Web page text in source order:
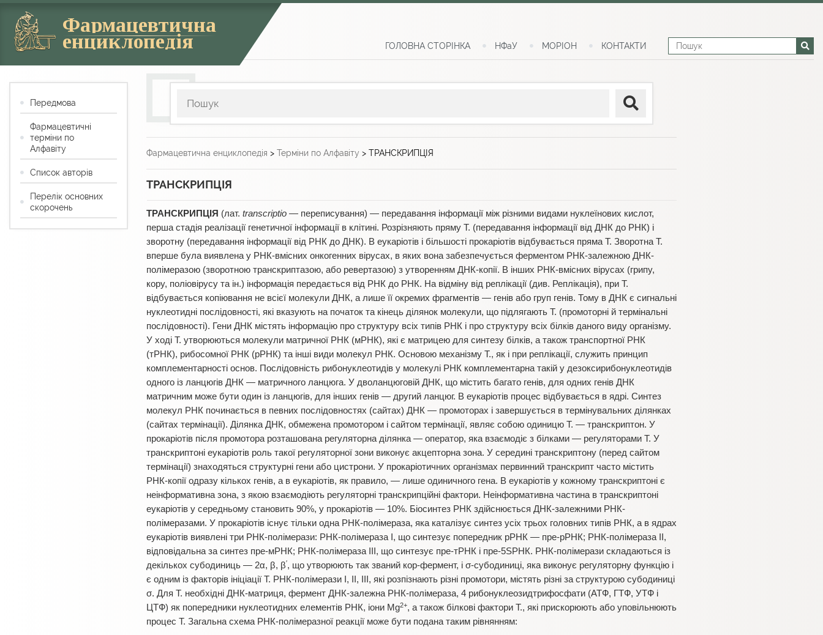
Фармацевтична
енциклопедія ГОЛОВНА СТОРІНКА НФаУ МОРІОН КОНТАКТИ
Фармацевтична енциклопедія > Терміни по Алфавіту > ТРАНСКРИПЦІЯ
ТРАНСКРИПЦІЯ
ТРАНСКРИПЦІЯ (лат. transcriptio — переписування) — передавання інформації між різними видами нуклеїнових кислот,
перша стадія реалізації генетичної інформації в клітині. Розрізняють пряму Т. (передавання інформації від ДНК до РНК) і
зворотну (передавання інформації від РНК до ДНК). В еукаріотів і більшості прокаріотів відбувається пряма Т. Зворотна Т.
вперше була виявлена у РНК-вмісних онкогенних вірусах, в яких вона забезпечується ферментом РНК-залежною ДНК-
полімеразою (зворотною транскриптазою, або ревертазою) з утворенням ДНК-копії. В інших РНК-вмісних вірусах (грипу,
кору, поліовірусу та ін.) інформація передається від РНК до РНК. На відміну від реплікації (див. Реплікація), при Т.
відбувається копіювання не всієї молекули ДНК, а лише її окремих фрагментів — генів або груп генів. Тому в ДНК є сигнальні
нуклеотидні послідовності, які вказують на початок та кінець ділянок молекули, що підлягають Т. (промоторні й термінальні
послідовності). Гени ДНК містять інформацію про структуру всіх типів РНК і про структуру всіх білків даного виду організму.
У ході Т. утворюються молекули матричної РНК (мРНК), які є матрицею для синтезу білків, а також транспортної РНК
(тРНК), рибосомної РНК (рРНК) та інші види молекул РНК. Основою механізму Т., як і при реплікації, служить принцип
комплементарності основ. Послідовність рибонуклеотидів у молекулі РНК комплементарна такій у дезоксирибонуклеотидів
одного із ланцюгів ДНК — матричного ланцюга. У дволанцюговій ДНК, що містить багато генів, для одних генів ДНК
матричним може бути один із ланцюгів, для інших генів — другий ланцюг. В еукаріотів процес відбувається в ядрі. Синтез
молекул РНК починається в певних послідовностях (сайтах) ДНК — промоторах і завершується в термінувальних ділянках
(сайтах термінації). Ділянка ДНК, обмежена промотором і сайтом термінації, являє собою одиницю Т. — транскриптон. У
прокаріотів після промотора розташована регуляторна ділянка — оператор, яка взаємодіє з білками — регуляторами Т. У
транскриптоні еукаріотів роль такої регуляторної зони виконує акцепторна зона. У середині транскриптону (перед сайтом
термінації) знаходяться структурні гени або цистрони. У прокаріотичних організмах первинний транскрипт часто містить
РНК-копії одразу кількох генів, а в еукаріотів, як правило, — лише одиничного гена. В еукаріотів у кожному транскриптоні є
неінформативна зона, з якою взаємодіють регуляторні транскрипційні фактори. Неінформативна частина в транскриптоні
еукаріотів у середньому становить 90%, у прокаріотів — 10%. Біосинтез РНК здійснюється ДНК-залежними РНК-
полімеразами. У прокаріотів існує тільки одна РНК-полімераза, яка каталізує синтез усіх трьох головних типів РНК, а в ядрах
еукаріотів виявлені три РНК-полімерази: РНК-полімераза І, що синтезує попередник рРНК — пре-рРНК; РНК-полімераза ІІ,
відповідальна за синтез пре-мРНК; РНК-полімераза ІІІ, що синтезує пре-тРНК і пре-5SРНК. РНК-полімерази складаються із
декількох субодиниць — 2α, β, β′, що утворюють так званий кор-фермент, і σ-субодиниці, яка виконує регуляторну функцію і
є одним із факторів ініціації Т. РНК-полімерази І, ІІ, ІІІ, які розпізнають різні промотори, містять різні за структурою субодиниці
σ. Для Т. необхідні ДНК-матриця, фермент ДНК-залежна РНК-полімераза, 4 рибонуклеозидтрифосфати (АТФ, ГТФ, УТФ і
ЦТФ) як попередники нуклеотидних елементів РНК, іони Mg2+, а також білкові фактори Т., які прискорюють або уповільнюють
процес Т. Загальна схема РНК-полімеразної реакції може бути подана таким рівнянням:
Передмова
Фармацевтичні
терміни по
Алфавіту
Список авторів
Перелік основних
скорочень